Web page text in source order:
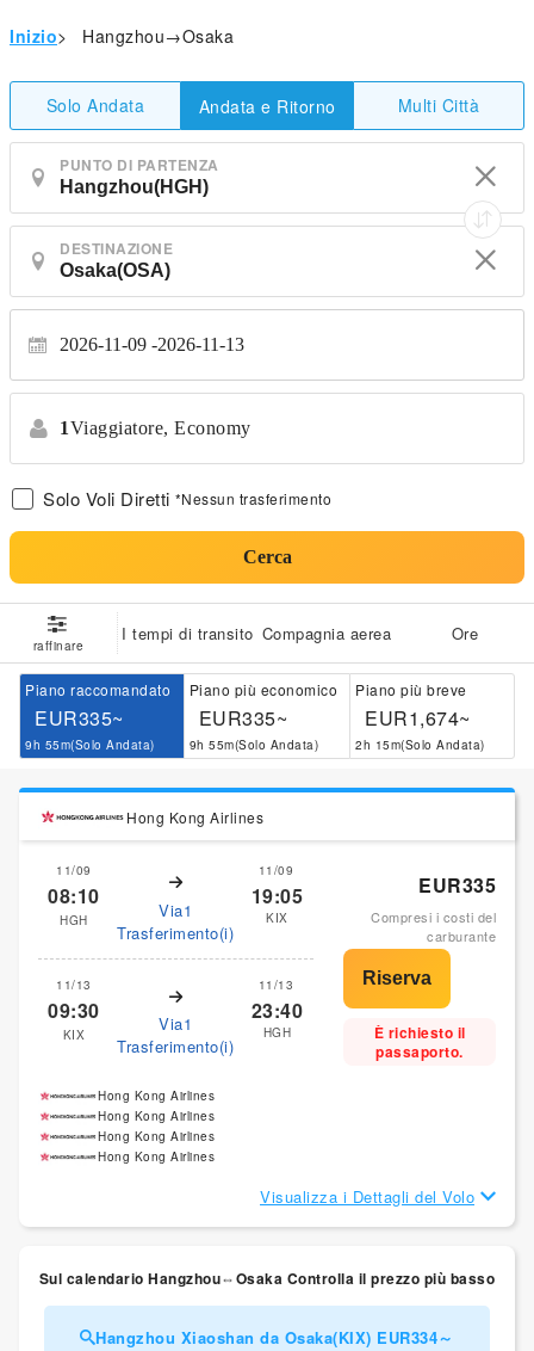
Inizio> Hangzhou→Osaka
Solo Andata Andata e Ritorno Multi Città
PUNTO DI PARTENZA
DESTINAZIONE
2026-11-09 2026-11-13
1Viaggiatore, Economy
Solo Voli Diretti *Nessun trasferimento
Cerca
raffinare
I tempi di transito Compagnia aerea Ore
Piano raccomandato
EUR335~
9h 55m(Solo Andata)
Piano più economico
EUR335~
9h 55m(Solo Andata)
Piano più breve
EUR1,674~
2h 15m(Solo Andata)
Hong Kong Airlines
11/09
08:10
HGH
Via1
Trasferimento(i)
11/09
19:05
KIX
11/13
09:30
KIX
Via1
Trasferimento(i)
11/13
23:40
HGH
EUR335
Compresi i costi del
carburante
È richiesto il
passaporto.
Hong Kong Airlines
Hong Kong Airlines
Hong Kong Airlines
Hong Kong Airlines
Visualizza i Dettagli del Volo
Sul calendario Hangzhou⇔Osaka Controlla il prezzo più basso
Hangzhou Xiaoshan da Osaka(KIX) EUR334～